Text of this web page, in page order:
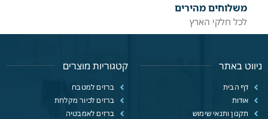
משלוחים מהירים
לכל חלקי הארץ
ניווט באתר
דף הבית
אודות
תקנון ותנאי שימוש
קטגוריות מוצרים
ברזים למטבח
ברזים לכיור מקלחת
ברזים לאמבטיה